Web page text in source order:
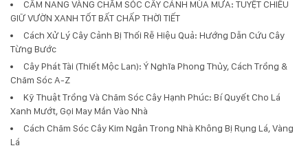
CẨM NANG VÀNG CHĂM SÓC CÂY CẢNH MÙA MƯA: TUYỆT CHIÊU
GIỮ VƯỜN XANH TỐT BẤT CHẤP THỜI TIẾT
Cách Xử Lý Cây Cảnh Bị Thối Rễ Hiệu Quả: Hướng Dẫn Cứu Cây
Từng Bước
Cây Phát Tài (Thiết Mộc Lan): Ý Nghĩa Phong Thủy, Cách Trồng &
Chăm Sóc A-Z
Kỹ Thuật Trồng Và Chăm Sóc Cây Hạnh Phúc: Bí Quyết Cho Lá
Xanh Mướt, Gọi May Mắn Vào Nhà
Cách Chăm Sóc Cây Kim Ngân Trong Nhà Không Bị Rụng Lá, Vàng
Lá